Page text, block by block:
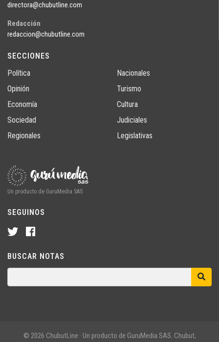
directora@chubutline.com
Redacción
redaccion@chubutline.com
SECCIONES
Política
Opinión
Economía
Sociedad
Regionales
Nacionales
Turismo
Cultura
Judiciales
Legislativas
Un producto de GuruMedia SAS
SEGUINOS
BUSCAR NOTAS
© 2026 ChubutLine · Un producto de GuruMedia SAS. Chubut,